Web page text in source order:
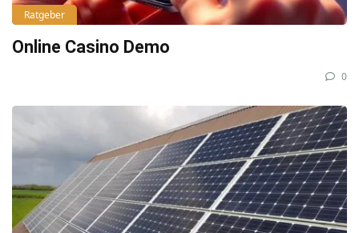
Ratgeber
Online Casino Demo
0